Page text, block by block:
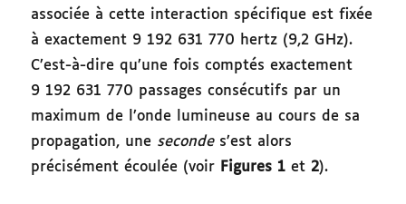
associée à cette interaction spécifique est fixée
à exactement 9 192 631 770 hertz (9,2 GHz).
C’est-à-dire qu’une fois comptés exactement
9 192 631 770 passages consécutifs par un
maximum de l’onde lumineuse au cours de sa
propagation, une secondes’est alors
précisément écoulée (voir Figures 1et 2).